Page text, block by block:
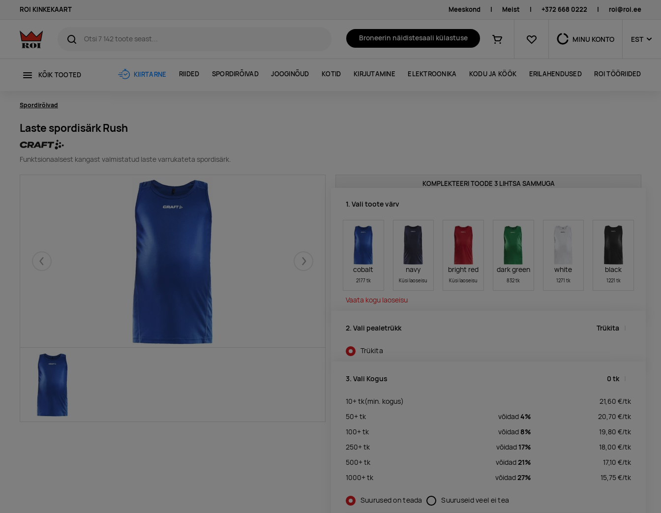
ROI KINKEKAART Meeskond | Meist | +372 668 0222 | roi@roi.ee
Broneerin näidistesaali külastuse
Ostukorv
Lemmikud MINU KONTO EST
KÕIK TOOTED KIIRTARNE RIIDED SPORDIRÕIVAD JOOGINÕUD KOTID KIRJUTAMINE ELEKTROONIKA KODU JA KÖÖK ERILAHENDUSED ROI TÖÖRIIDED
Spordirõivad
Laste spordisärk Rush
Funktsionaalsest kangast valmistatud laste varrukateta spordisärk.
Eelmised Järgmised
KOMPLEKTEERI TOODE 3 LIHTSA SAMMUGA
1. Vali toote värv
cobalt
2177 tk
navy
Küsi laoseisu
bright red
Küsi laoseisu
dark green
832 tk
white
1271 tk
black
1221 tk
Vaata kogu laoseisu
2. Vali pealetrükk Trükita
Trükita
3. Vali Kogus 0 tk
10+tk(min. kogus) 21,60 €/tk
50+tk võidad4% 20,70 €/tk
100+tk võidad 8% 19,80 €/tk
250+tk võidad 17% 18,00 €/tk
500+tk võidad21% 17,10 €/tk
1000+tk võidad27% 15,75€/tk
Suurused on teada Suuruseid veel ei tea